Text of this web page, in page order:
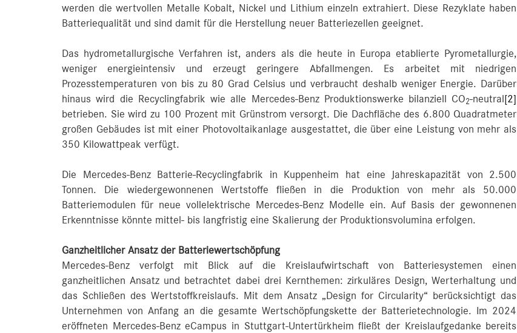
werden die wertvollen Metalle Kobalt, Nickel und Lithium einzeln extrahiert. Diese Rezyklate haben
Batteriequalität und sind damit für die Herstellung neuer Batteriezellen geeignet.
Das hydrometallurgische Verfahren ist, anders als die heute in Europa etablierte Pyrometallurgie,
weniger energieintensiv und erzeugt geringere Abfallmengen. Es arbeitet mit niedrigen
Prozesstemperaturen von bis zu 80 Grad Celsius und verbraucht deshalb weniger Energie. Darüber
hinaus wird die Recyclingfabrik wie alle Mercedes-Benz Produktionswerke bilanziell CO2-neutral [2]
betrieben. Sie wird zu 100 Prozent mit Grünstrom versorgt. Die Dachfläche des 6.800 Quadratmeter
großen Gebäudes ist mit einer Photovoltaikanlage ausgestattet, die über eine Leistung von mehr als
350 Kilowattpeak verfügt.
Die Mercedes-Benz Batterie-Recyclingfabrik in Kuppenheim hat eine Jahreskapazität von 2.500
Tonnen. Die wiedergewonnenen Wertstoffe fließen in die Produktion von mehr als 50.000
Batteriemodulen für neue vollelektrische Mercedes-Benz Modelle ein. Auf Basis der gewonnenen
Erkenntnisse könnte mittel- bis langfristig eine Skalierung der Produktionsvolumina erfolgen.
Ganzheitlicher Ansatz der Batteriewertschöpfung
Mercedes-Benz verfolgt mit Blick auf die Kreislaufwirtschaft von Batteriesystemen einen
ganzheitlichen Ansatz und betrachtet dabei drei Kernthemen: zirkuläres Design, Werterhaltung und
das Schließen des Wertstoffkreislaufs. Mit dem Ansatz „Design for Circularity“ berücksichtigt das
Unternehmen von Anfang an die gesamte Wertschöpfungskette der Batterietechnologie. Im 2024
eröffneten Mercedes-Benz eCampus in Stuttgart-Untertürkheim fließt der Kreislaufgedanke bereits